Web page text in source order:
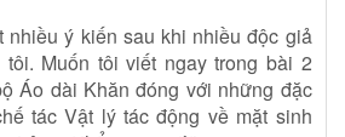
ý kiến sau khi nhiều độc giả
Muốn tôi viết ngay trong bài 2
Áo dài Khăn đóng với những đặc
tác Vật lý tác động về mặt sinh